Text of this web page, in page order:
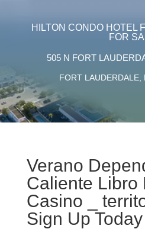
HILTON CONDO HOTEL
FOR
505 N FORT
FORT LAUDERDALE,
Verano
Caliente Libro
Casino _
Sign Up Today